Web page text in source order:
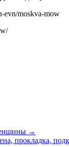
evn/moskva-mow
→
прокладка,